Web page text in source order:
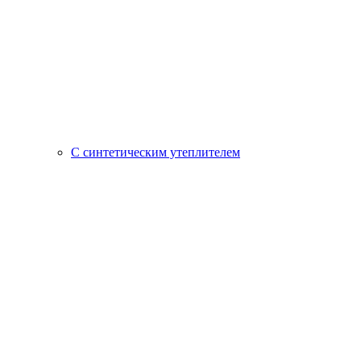
С синтетическим утеплителем